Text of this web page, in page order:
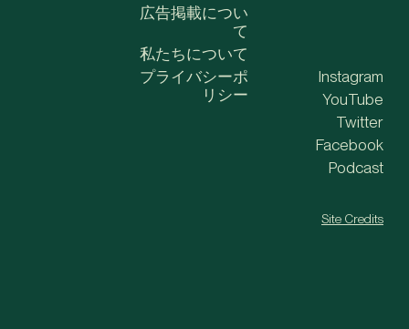
広告掲載につい
て
私たちについて
プライバシーポ
リシー
Instagram
YouTube
Twitter
Facebook
Podcast
Site Credits